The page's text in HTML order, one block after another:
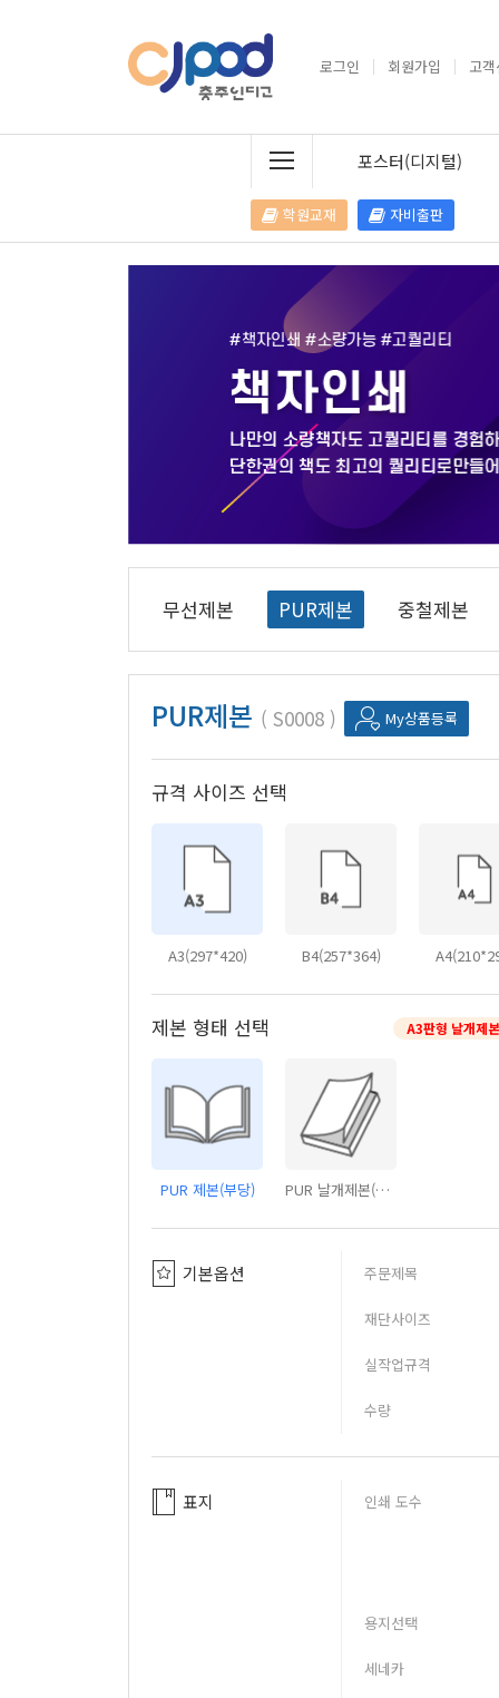
로그인 회원가입 고
포스터(디지털)
학원교재 자비출판
무선제본 PUR제본 중철제본
PUR제본 S0008 My상품등록
규격 사이즈 선택
A3(297*420) B4(257*364)
제본 형태 선택 A3판형 날개제
PUR 제본(부당) PUR 날개제본(부당)
기본옵션 주문제목
재단사이즈
실작업규격
수량
표지 인쇄 도수
용지선택
세네카